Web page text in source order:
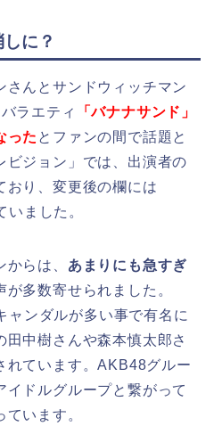
に？
さんとサンドウィッチマン
ラエティ
「バナナサンド」
った とファンの間で話題と
ビジョン」では、出演者の
おり、変更後の欄には
ました。
らは、 あまりにも急すぎ
が多数寄せられました。
ンダルが多い事で有名に
中樹さんや森本慎太郎さ
れています。AKB48グルー
イドルグループと繋がって
います。